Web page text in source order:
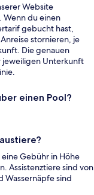
Website
Wenn du einen
gebucht hast,
stornieren, je
Die genauen
jeweiligen Unterkunft
einen Pool?
Gebühr in Höhe
Assistenztiere sind von
Wassernäpfe sind